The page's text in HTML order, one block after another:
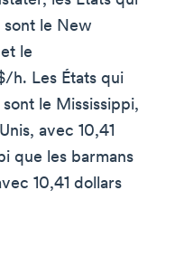
sont le New
le
h. Les États qui
le Mississippi,
avec 10,41
que les barmans
10,41 dollars